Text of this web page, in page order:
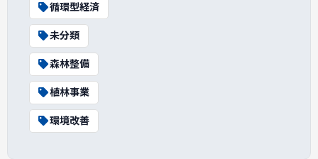
循環型経済
未分類
森林整備
植林事業
環境改善